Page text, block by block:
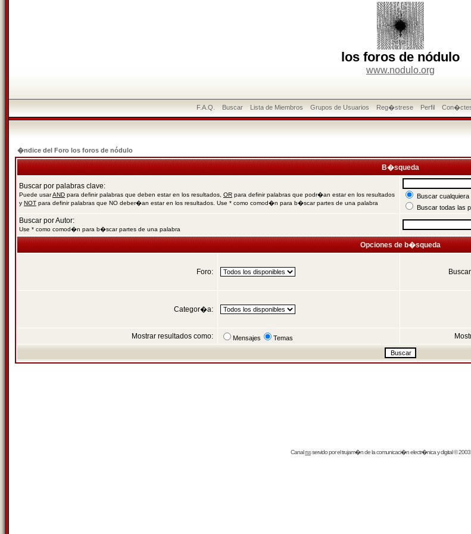
los foros de nódulo
www.nodulo.org
F.A.Q. Buscar Lista de Miembros Grupos de Usuarios Reg�strese Perfil
�ndice del Foro los foros de nódulo
B�squeda
Buscar por palabras clave:
Puede usarAND para definir palabras que deben estar en los resultados, OR para definir palabras que podr�an estar en los resultados
y NOT para definir palabras que NO deber�an estar en los resultados. Use * como comod�n para b�scar partes de una palabra
Buscar
Buscar todas las
Buscar por Autor:
Use * como comod�n para b�scar partes de una palabra
Opciones de b�squeda
Foro:
Categor�a:
Mostrar resultados como: Mensajes Temas
Canalrssservido por eltrujam�nde la comunicaci�n electr�nica y digital ©